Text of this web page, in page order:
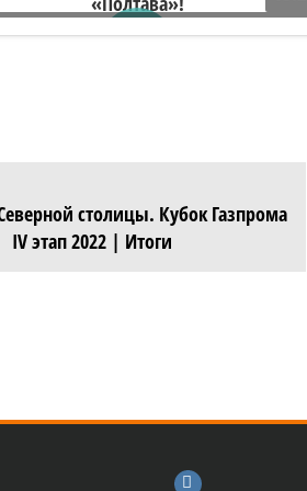
назад был заложен линейный
столицы. Кубок Газпрома
IV этап 2022 | Итоги